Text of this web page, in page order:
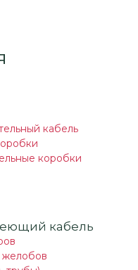
кабель
коробки
кабель
желобов